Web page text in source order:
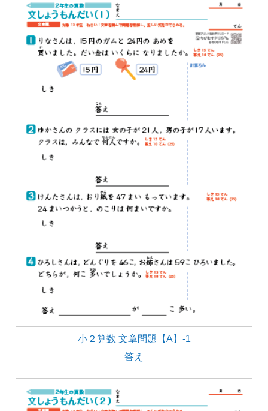
小２算数 文章問題【A】-1
答え